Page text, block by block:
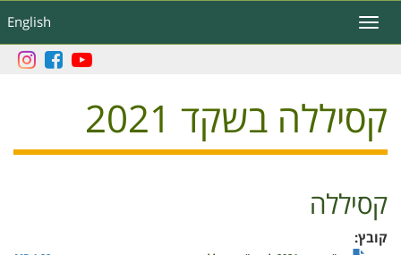
לתוכן
העיקרי
English
Toggle
navigation
קסיללה בשקד 2021
קסיללה
קובץ